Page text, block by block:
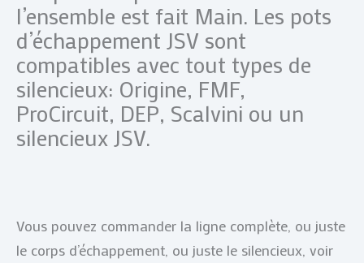
l’ensemble est fait Main. Les pots
d’échappement JSV sont
compatibles avec tout types de
silencieux: Origine, FMF,
ProCircuit, DEP, Scalvini ou un
silencieux JSV.
Vous pouvez commander la ligne complète, ou juste
le corps d’échappement, ou juste le silencieux, voir